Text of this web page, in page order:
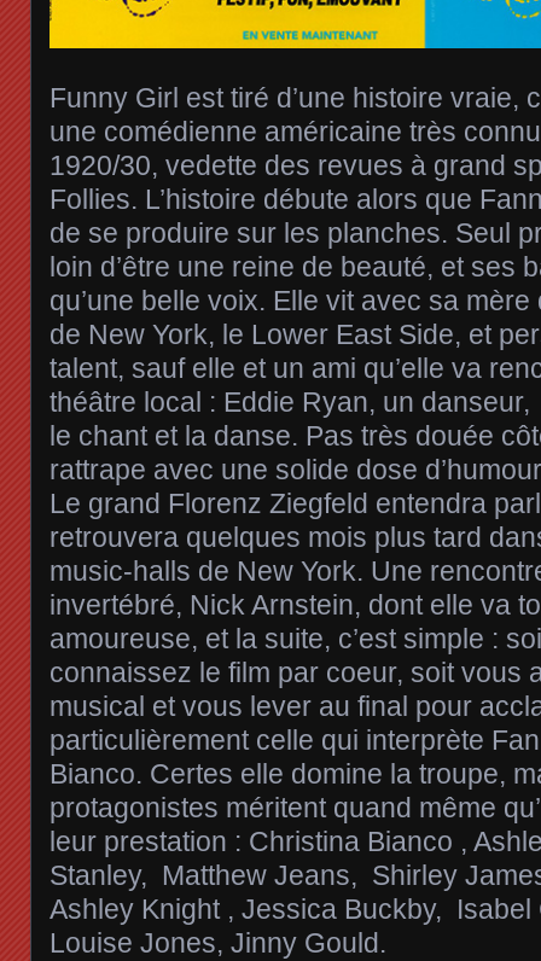
Funny Girl est tiré d’une histoire vraie,
une comédienne américaine très
1920/30, vedette des revues à grand
Follies. L’histoire débute alors que
de se produire sur les planches. Seul
loin d’être une reine de beauté, et ses
qu’une belle voix. Elle vit avec sa
de New York, le Lower East Side, et
talent, sauf elle et un ami qu’elle va
théâtre local : Eddie Ryan, un
le chant et la danse. Pas très douée
rattrape avec une solide dose
Le grand Florenz Ziegfeld entendra
retrouvera quelques mois plus tard
music-halls de New York. Une
invertébré, Nick Arnstein, dont elle va
amoureuse, et la suite, c’est simple :
connaissez le film par coeur, soit vous
musical et vous lever au final pour
particulièrement celle qui interprète
Bianco. Certes elle domine la troupe,
protagonistes méritent quand même
leur prestation : Christina Bianco ,
Stanley, Matthew Jeans, Shirley
Ashley Knight , Jessica Buckby,
Louise Jones, Jinny Gould.